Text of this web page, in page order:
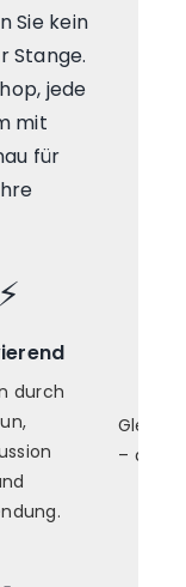
Sie kein
Stange.
jede
mit
für
⚡
durch
–